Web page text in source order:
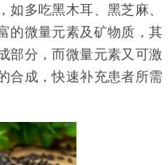
如多吃黑木耳、黑芝麻、
的微量元素及矿物质，其
部分，而微量元素又可激
合成，快速补充患者所需